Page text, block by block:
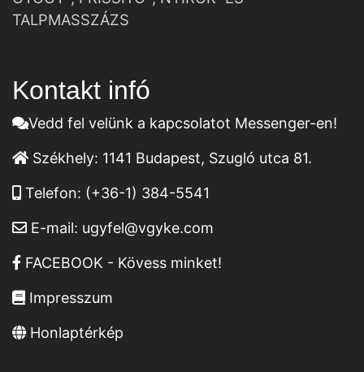
TALPMASSZÁZS
Kontakt infó
Vedd fel velünk a kapcsolatot Messenger-en!
Székhely: 1141 Budapest, Szugló utca 81.
Telefon: (+36-1) 384-5541
E-mail: ugyfel@vgyke.com
FACEBOOK - Kövess minket!
Impresszum
Honlaptérkép